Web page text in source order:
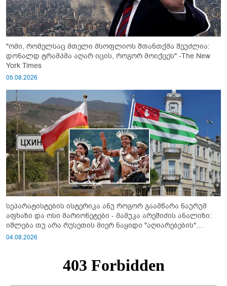
"ომი, რომელსაც მთელი მსოფლიოს შთანთქმა შეუძლია:
დონალდ ტრამპმა აღარ იცის, როგორ მოიქცეს" -The New
York Times
05.08.2026
სეპარატისტების ისტერიკა ანუ როგორ გაამწარა ნაურუმ
აფხაზი და ოსი მარიონეტები - მამუკა არეშიძის ანალიზი:
იშლება თუ არა რუსეთის მიერ ნაყიდი "აღიარებების"
სისტემა?!
04.08.2026